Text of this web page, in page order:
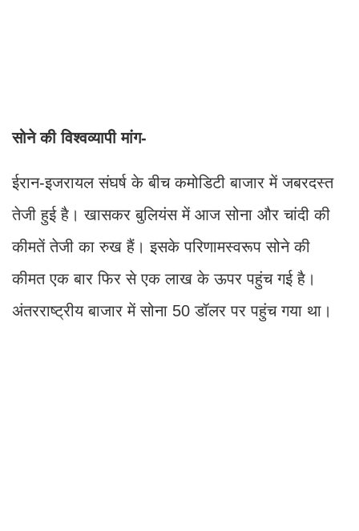
सोने की विश्वव्यापी मांग-
ईरान-इजरायल संघर्ष के बीच कमोडिटी बाजार में जबरदस्त
तेजी हुई है। खासकर बुलियंस में आज सोना और चांदी की
कीमतें तेजी का रुख हैं। इसके परिणामस्वरूप सोने की
कीमत एक बार फिर से एक लाख के ऊपर पहुंच गई है।
अंतरराष्ट्रीय बाजार में सोना 50 डॉलर पर पहुंच गया था।